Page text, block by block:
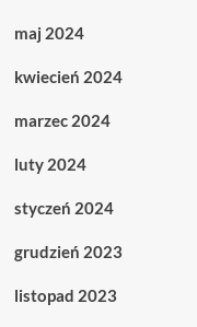
maj 2024
kwiecień 2024
marzec 2024
luty 2024
styczeń 2024
grudzień 2023
listopad 2023